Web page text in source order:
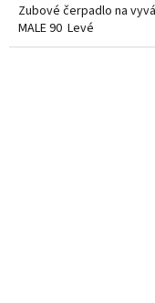
Zubové čerpadlo na
MALE 90 Levé